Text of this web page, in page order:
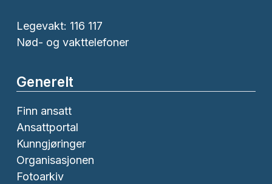
Legevakt: 116 117
Nød- og vakttelefoner
Generelt
Finn ansatt
Ansattportal
Kunngjøringer
Organisasjonen
Fotoarkiv